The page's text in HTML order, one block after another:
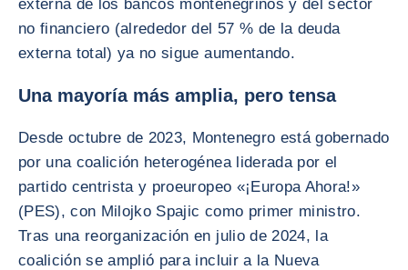
externa de los bancos montenegrinos y del sector
no financiero (alrededor del 57 % de la deuda
externa total) ya no sigue aumentando.
Una mayoría más amplia, pero tensa
Desde octubre de 2023, Montenegro está gobernado
por una coalición heterogénea liderada por el
partido centrista y proeuropeo «¡Europa Ahora!»
(PES), con Milojko Spajic como primer ministro.
Tras una reorganización en julio de 2024, la
coalición se amplió para incluir a la Nueva